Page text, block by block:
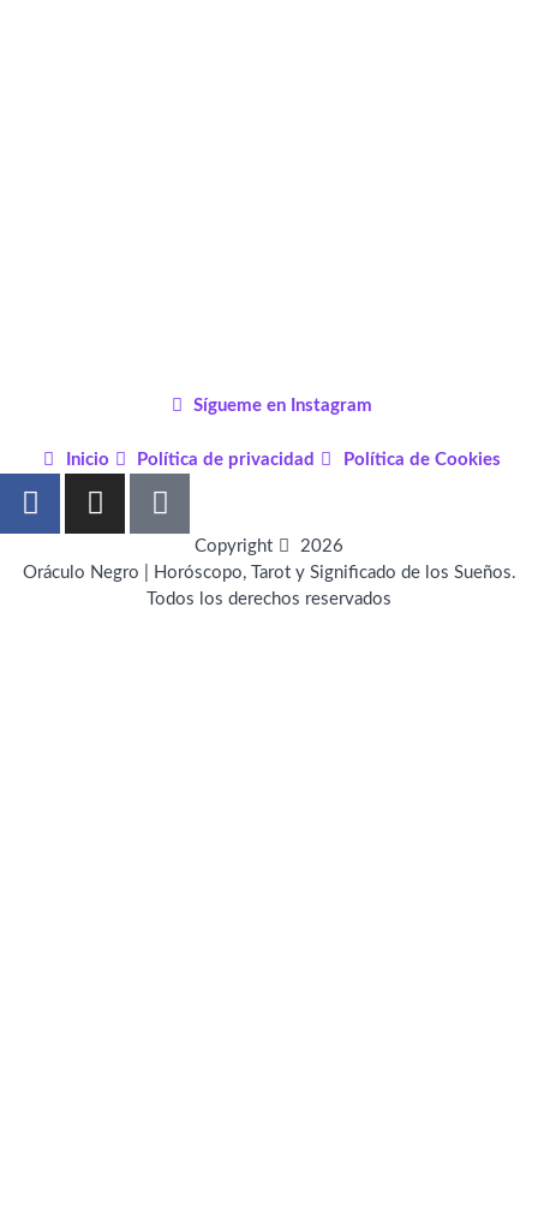
Sígueme en Instagram
Inicio Política de privacidad Política de Cookies
F
a
e
I
n
t
P
i
t
e
Copyright
2026
Oráculo Negro | Horóscopo, Tarot y Significado de los Sueños.
Todos los derechos reservados